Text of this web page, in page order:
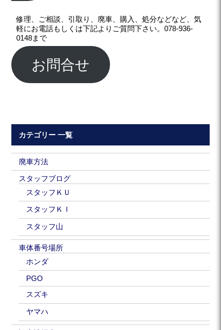
修理、ご相談、引取り、廃車、購入、処分などなど、気
軽にお電話もしくは下記よりご質問下さい。078-936-
0148まで
お問合せ
カテゴリー 一覧
廃車方法
スタッフブログ
スタッフＫＵ
スタッフＫＩ
スタッフ山
車体番号場所
ホンダ
PGO
スズキ
ヤマハ